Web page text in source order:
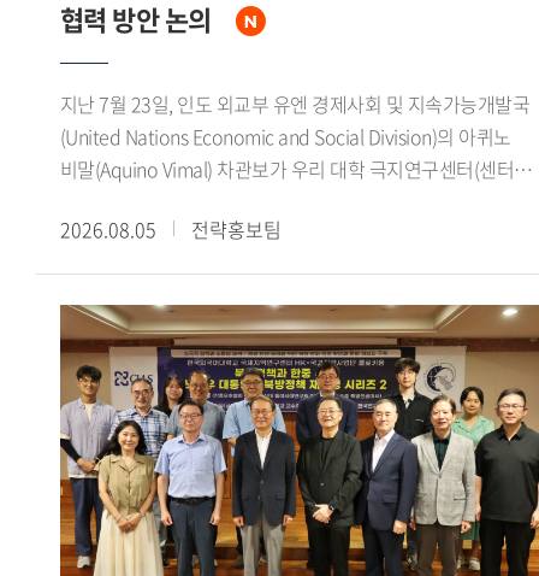
상상 의 형벌로 전환되었으며, 중형인 동시에 사형을 감면하는
황제의 은혜라는 이중적 성격을 지녔음을 강조했다.이번
실상을 함께 검토하고, 한 당 사이에 진행된 형벌제도의
장기적인 변화를 이해하는 뜻깊은 자리였다. 특히 유배가
단순한 형벌에 그치지 않고 국가권력에 의한 인구 이동과 변경
있었음을 확인함으로써 생태접경의 관점에서 당대의 국가와
공간, 인간의 관계를 새롭게 생각해 보는 기회가 됐다.
협력 방안 논의
지난 7월 23일, 인도 외교부 유엔 경제사회 및 지속가능개발국
(United Nations Economic and Social Division)의 아퀴노
비말(Aquino Vimal) 차관보가 우리 대학 극지연구센터(센터장
협력 확대 방안을 논의했다.이번 면담에서 아퀴노 비말
차관보는 인도 정부가 최근 대학과 연구기관을 중심으로 극지
연구를 적극 장려하고 있다며, 우리 대학 극지연구센터와의
연구 협력 필요성을 강조했다. 또한 인도 극지 연구 분야의 주요
대학 및 연구기관과 우리 대학 극지연구센터를 연결해 양국
대학 간 지속적인 연구 협력 기반을 마련하고 싶다는 뜻을
밝혔다.이어 인도 정부는 기후변화가 농업에 미치는 영향, 극지
빙하 융해에 따른 해수면 상승, 기후변화 취약지역 주민들의
생활환경 변화 등 글로벌 기후위기에 대응하기 위한 연구를
국가 정책의 주요 과제로 추진하고 있다고 설명하며, 관련
분야에서 국제 공동연구의 중요성을 강조했다.이날 면담에는
2026.08.05 전략홍보팀